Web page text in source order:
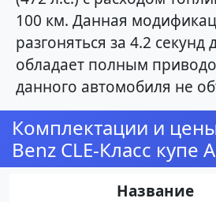
100 км. Данная
разгоняться за 4.2
обладает полным
данного автомобиля не
Комплектации и
Benz CLE-Класс купе
Название